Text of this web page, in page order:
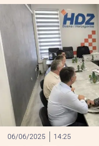
06/06/2025 14:25